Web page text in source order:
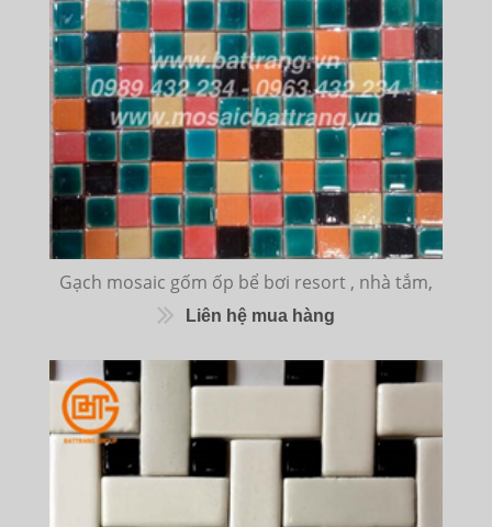
Gạch mosaic gốm ốp bể bơi resort , nhà tắm,
Liên hệ mua hàng